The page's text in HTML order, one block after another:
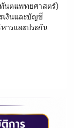
นตแพทยศาสตร์)
เงินและบัญชี
ารและประกัน